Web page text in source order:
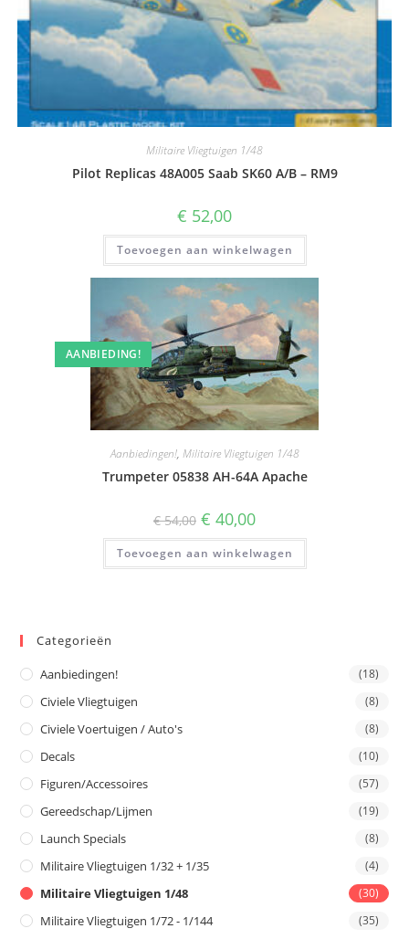
Militaire Vliegtuigen 1/48
Pilot Replicas 48A005 Saab SK60 A/B – RM9
€ 52,00
Toevoegen aan winkelwagen
AANBIEDING!
Aanbiedingen!, Militaire Vliegtuigen 1/48
Trumpeter 05838 AH-64A Apache
€54,00 Oorspronkelijke
prijs
was:
€ 54,00.
€ 40,00Huidige
is:
€ 40,00.
Toevoegen aan winkelwagen
Categorieën
Aanbiedingen! (18)
Civiele Vliegtuigen (8)
Civiele Voertuigen / Auto's (8)
Decals (10)
Figuren/Accessoires (57)
Gereedschap/Lijmen (19)
Launch Specials (8)
Militaire Vliegtuigen 1/32 + 1/35 (4)
Militaire Vliegtuigen 1/48 (30)
Militaire Vliegtuigen 1/72 - 1/144 (35)